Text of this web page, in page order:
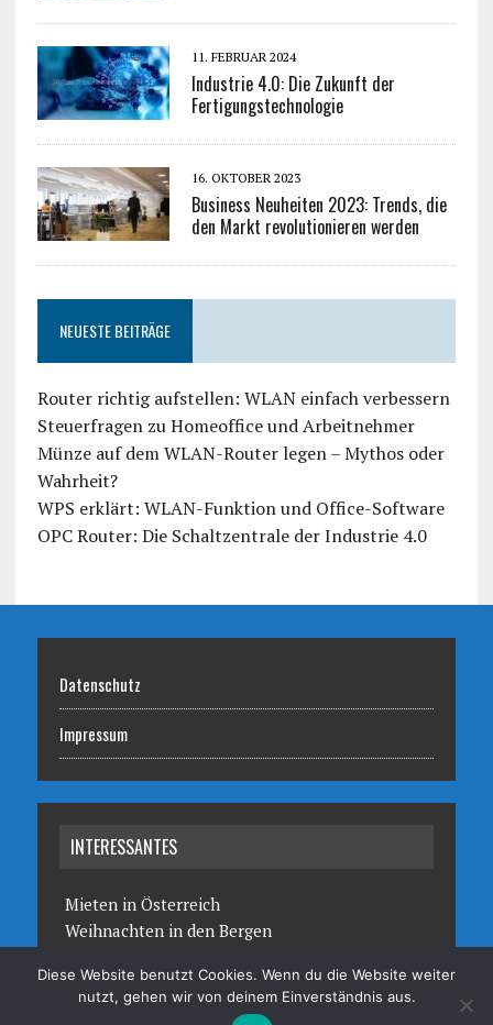
11. FEBRUAR 2024
Industrie 4.0: Die Zukunft der
Fertigungstechnologie
16. OKTOBER 2023
Business Neuheiten 2023: Trends, die
den Markt revolutionieren werden
NEUESTE BEITRÄGE
Router richtig aufstellen: WLAN einfach verbessern
Steuerfragen zu Homeoffice und Arbeitnehmer
Münze auf dem WLAN-Router legen – Mythos oder
Wahrheit?
WPS erklärt: WLAN-Funktion und Office-Software
OPC Router: Die Schaltzentrale der Industrie 4.0
Datenschutz
Impressum
INTERESSANTES
Mieten in Österreich
Weihnachten in den Bergen
Diese Website benutzt Cookies. Wenn du die Website weiter
nutzt, gehen wir von deinem Einverständnis aus.